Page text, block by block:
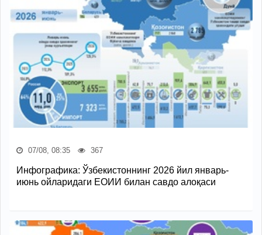
07/08, 08:35 367
Инфографика: Ўзбекистоннинг 2026 йил январь-
июнь ойларидаги ЕОИИ билан савдо алоқаси